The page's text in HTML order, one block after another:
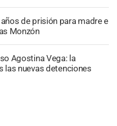
de prisión para madre e
Monzón
Agostina Vega: la
las nuevas detenciones